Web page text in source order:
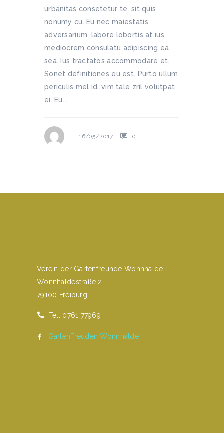
urbanitas consetetur te, sit quis
nonumy cu. Eu nec maiestatis
adversarium, labore lobortis at ius,
mediocrem consulatu adipiscing ea
sea. Ius tractatos accommodare et.
Sonet definitiones eu est. Purto ullum
periculis mel id, vim tale zril volutpat
ei. Eu...
16/05/2017 0
Verein der Gartenfreunde Wonnhalde
Wonnhaldestraße 2
79100 Freiburg
Tel. 0761 77969
GartenFreuden Wonnhalde